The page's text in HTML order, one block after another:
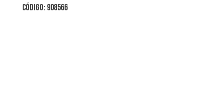
CÓDIGO: 908566